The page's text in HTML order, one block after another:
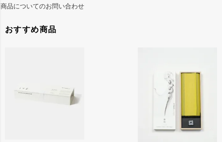
※「パロサント」は植物の俗称として使用されており、
す。
sikiは、植物鑑定書と植物検疫証明書が取得されている
優良品を仕入れております。
商品についてのお問い合わせ
おすすめ商品